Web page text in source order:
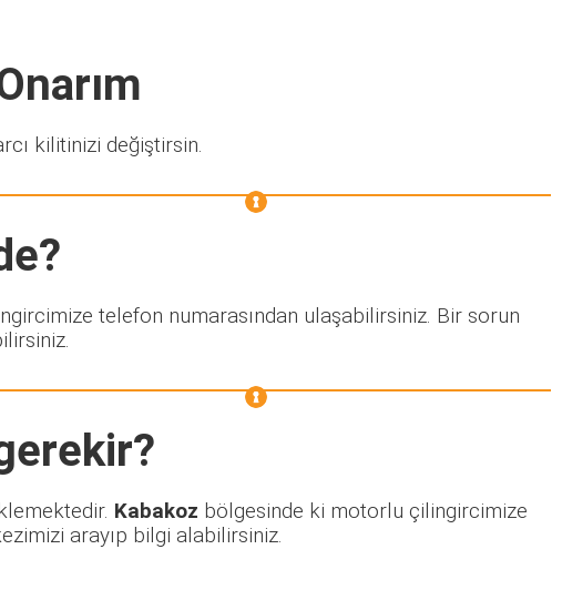
kilitinizi değiştirsin.
telefon numarasından ulaşabilirsiniz. Bir sorun
Kabakoz bölgesinde ki motorlu çilingircimize
arayıp bilgi alabilirsiniz.